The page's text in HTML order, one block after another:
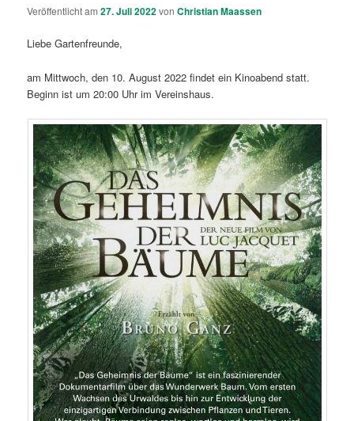
Veröffentlicht am27. Juli 2022vonChristian Maassen
Liebe Gartenfreunde,
am Mittwoch, den 10. August 2022 findet ein Kinoabend statt.
Beginn ist um 20:00 Uhr im Vereinshaus.